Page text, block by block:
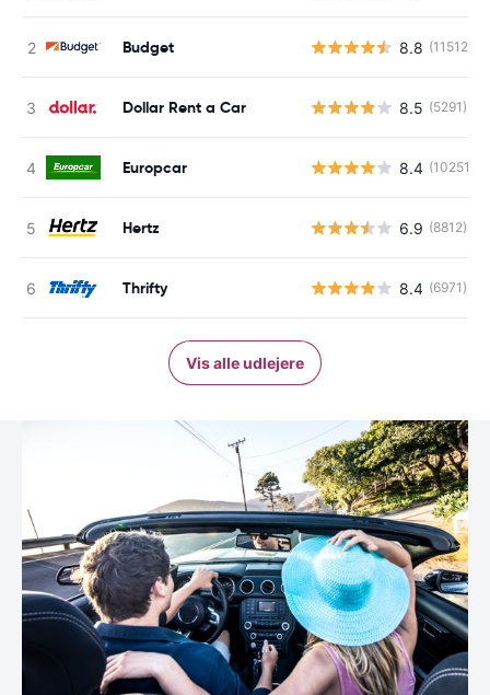
Budget 8.8 (11512)
Dollar Rent a Car 8.5 (5291)
Europcar 8.4 (10251)
Hertz 6.9 (8812)
Thrifty 8.4 (6971)
Vis alle udlejere